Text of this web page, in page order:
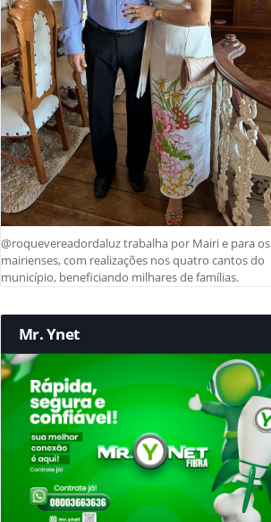
@roquevereadordaluz trabalha por Mairi e para os
mairienses, com realizações nos quatro cantos do
município, beneficiando milhares de famílias.
Mr. Ynet